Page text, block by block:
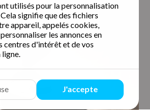
utilisés pour la personnalisation
signifie que des fichiers
appareil, appelés cookies,
les annonces en
centres d'intérêt et de vos
ligne.
J'accepte